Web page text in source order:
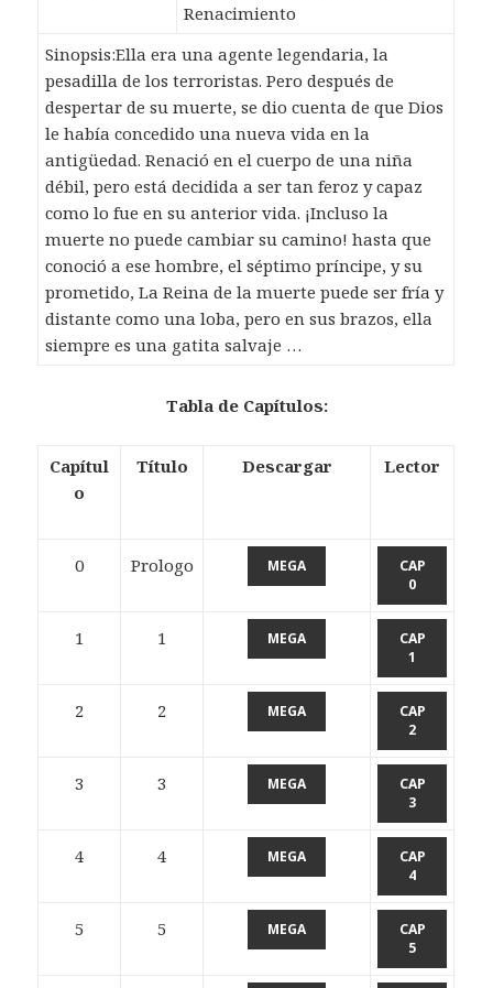
Renacimiento
Sinopsis:Ella era una agente legendaria, la
pesadilla de los terroristas. Pero después de
despertar de su muerte, se dio cuenta de que Dios
le había concedido una nueva vida en la
antigüedad. Renació en el cuerpo de una niña
débil, pero está decidida a ser tan feroz y capaz
como lo fue en su anterior vida. ¡Incluso la
muerte no puede cambiar su camino! hasta que
conoció a ese hombre, el séptimo príncipe, y su
prometido, La Reina de la muerte puede ser fría y
distante como una loba, pero en sus brazos, ella
siempre es una gatita salvaje …
Tabla de Capítulos:
Capítul
o
Título Descargar Lector
0 Prologo MEGA
CAP
0
1 1 MEGA
CAP
1
2 2 MEGA
CAP
2
3 3 MEGA
CAP
3
4 4 MEGA
CAP
4
5 5 MEGA
CAP
5